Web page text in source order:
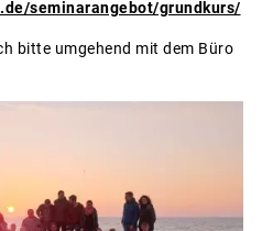
seminarangebot/grundkurs/
bitte umgehend mit dem Büro